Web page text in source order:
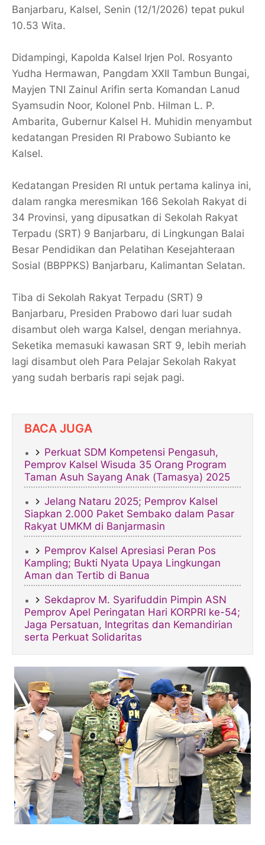
Banjarbaru, Kalsel, Senin (12/1/2026) tepat pukul
10.53 Wita.
Didampingi, Kapolda Kalsel Irjen Pol. Rosyanto
Yudha Hermawan, Pangdam XXII Tambun Bungai,
Mayjen TNI Zainul Arifin serta Komandan Lanud
Syamsudin Noor, Kolonel Pnb. Hilman L. P.
Ambarita, Gubernur Kalsel H. Muhidin menyambut
kedatangan Presiden RI Prabowo Subianto ke
Kalsel.
Kedatangan Presiden RI untuk pertama kalinya ini,
dalam rangka meresmikan 166 Sekolah Rakyat di
34 Provinsi, yang dipusatkan di Sekolah Rakyat
Terpadu (SRT) 9 Banjarbaru, di Lingkungan Balai
Besar Pendidikan dan Pelatihan Kesejahteraan
Sosial (BBPPKS) Banjarbaru, Kalimantan Selatan.
Tiba di Sekolah Rakyat Terpadu (SRT) 9
Banjarbaru, Presiden Prabowo dari luar sudah
disambut oleh warga Kalsel, dengan meriahnya.
Seketika memasuki kawasan SRT 9, lebih meriah
lagi disambut oleh Para Pelajar Sekolah Rakyat
yang sudah berbaris rapi sejak pagi.
BACA JUGA
Perkuat SDM Kompetensi Pengasuh,
Pemprov Kalsel Wisuda 35 Orang Program
Taman Asuh Sayang Anak (Tamasya) 2025
Jelang Nataru 2025; Pemprov Kalsel
Siapkan 2.000 Paket Sembako dalam Pasar
Rakyat UMKM di Banjarmasin
Pemprov Kalsel Apresiasi Peran Pos
Kampling; Bukti Nyata Upaya Lingkungan
Aman dan Tertib di Banua
Sekdaprov M. Syarifuddin Pimpin ASN
Pemprov Apel Peringatan Hari KORPRI ke-54;
Jaga Persatuan, Integritas dan Kemandirian
serta Perkuat Solidaritas